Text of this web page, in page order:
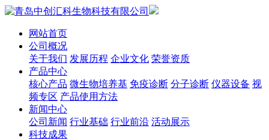
网站首页
公司概况
关于我们 发展历程 企业文化 荣誉资质
产品中心
核心产品 微生物培养基 免疫诊断 分子诊断 仪器设备 视
频专区 产品使用方法
新闻中心
公司新闻 行业基础 行业前沿 活动展示
科技成果